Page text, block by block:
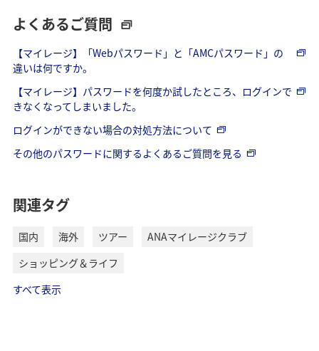
よくあるご質問
【マイレージ】「Webパスワード」と「AMCパスワード」の
違いは何ですか。
【マイレージ】パスワードを何度か試したところ、ログインで
きなくなってしまいました。
ログインができない場合の対処方法について
その他のパスワードに関するよくあるご質問を見る
関連タグ
国内 海外 ツアー
ANAマイレージクラブ
ショッピング＆ライフ
すべて表示